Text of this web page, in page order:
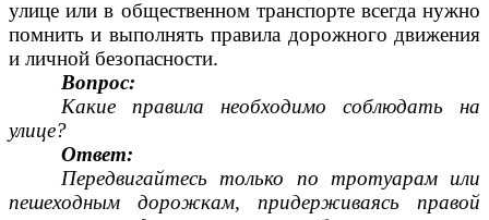
улице или в общественном транспорте всегда нужно
помнить и выполнять правила дорожного движения
и личной безопасности.
Вопрос:
Какие правила необходимо соблюдать на
улице?
Ответ:
Передвигайтесь только по тротуарам или
пешеходным дорожкам, придерживаясь правой